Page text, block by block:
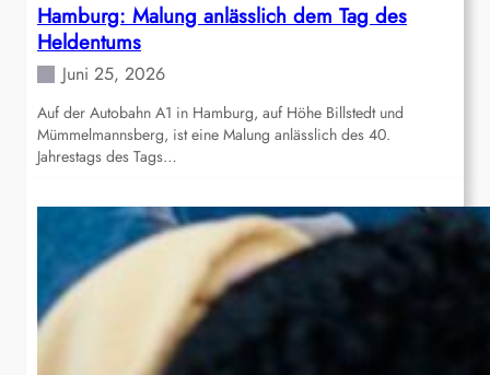
Hamburg: Malung anlässlich dem Tag des
Heldentums
Juni 25, 2026
Auf der Autobahn A1 in Hamburg, auf Höhe Billstedt und
Mümmelmannsberg, ist eine Malung anlässlich des 40.
Jahrestags des Tags…